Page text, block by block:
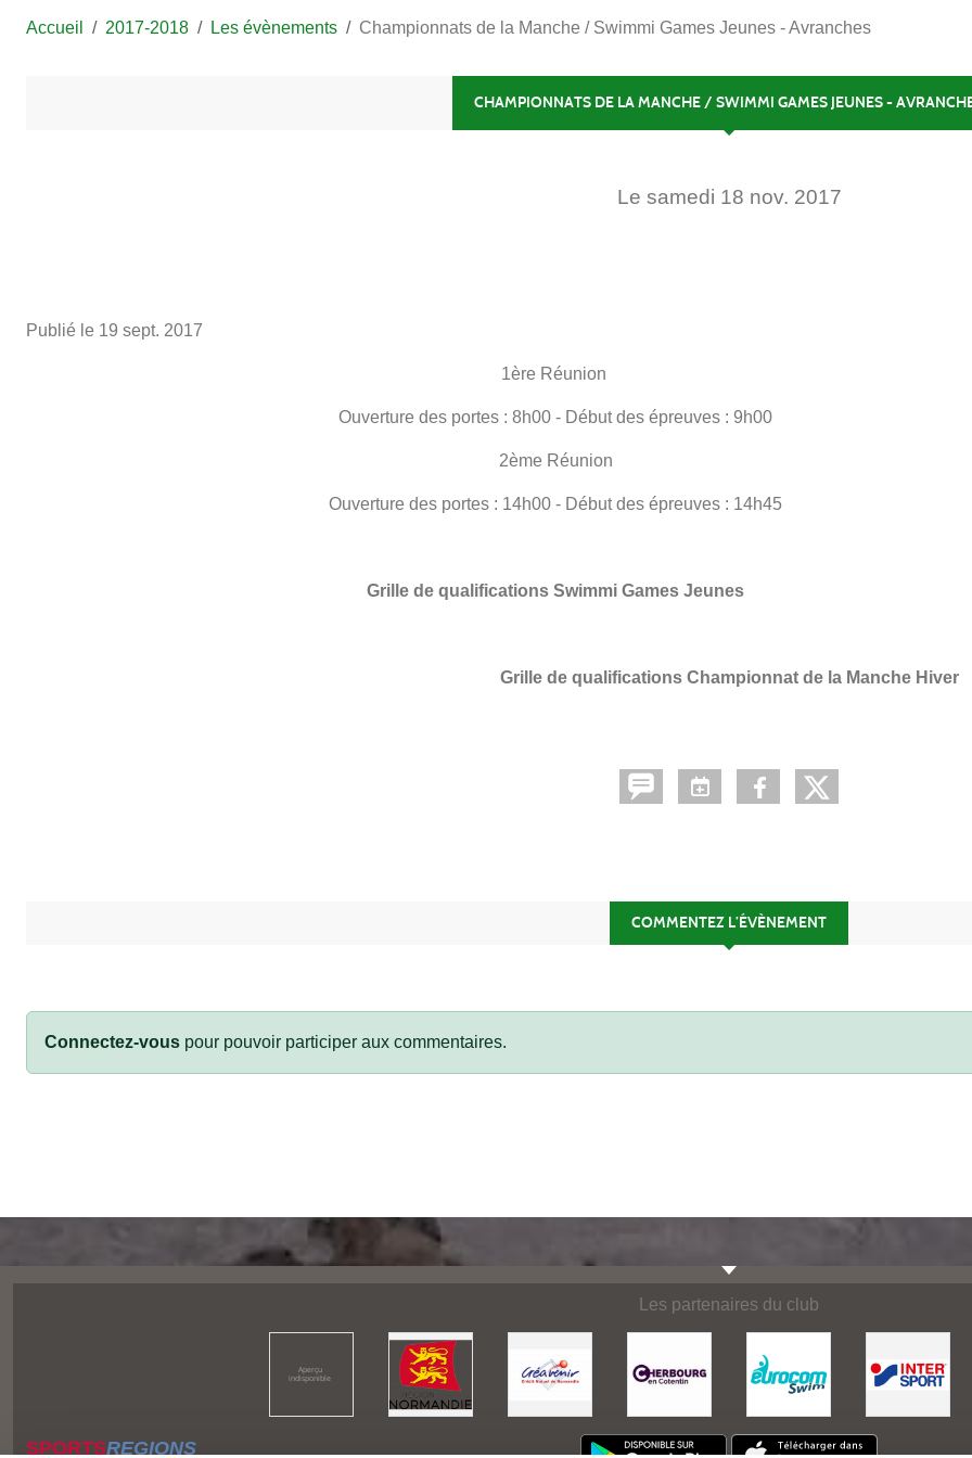
Accueil 2017-2018 Les évènements Championnats de la Manche / Swimmi Games Jeunes - Avranches
CHAMPIONNATS DE LA MANCHE / SWIMMI GAMES JEUNES -
Le samedi 18 nov. 2017
Publié le 19 sept. 2017
1ère Réunion
Ouverture des portes : 8h00 - Début des épreuves : 9h00
2ème Réunion
Ouverture des portes : 14h00 - Début des épreuves : 14h45
Grille de qualifications Swimmi Games Jeunes
Grille de qualifications Championnat de la Manche Hiver
COMMENTEZ L’ÉVÈNEMENT
Connectez-vous pour pouvoir participer aux commentaires.
Les partenaires du club
SPORTSREGIONS